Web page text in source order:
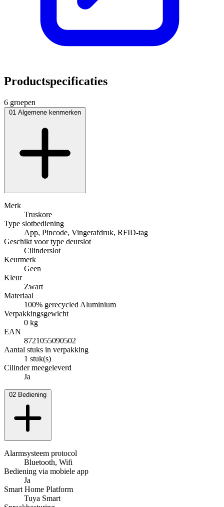
Productspecificaties
6 groepen
01 Algemene kenmerken
Merk
Truskore
Type slotbediening
App, Pincode, Vingerafdruk, RFID-tag
Geschikt voor type deurslot
Cilinderslot
Keurmerk
Geen
Kleur
Zwart
Materiaal
100% gerecycled Aluminium
Verpakkingsgewicht
0 kg
EAN
8721055090502
Aantal stuks in verpakking
1 stuk(s)
Cilinder meegeleverd
Ja
02 Bediening
Alarmsysteem protocol
Bluetooth, Wifi
Bediening via mobiele app
Ja
Smart Home Platform
Tuya Smart